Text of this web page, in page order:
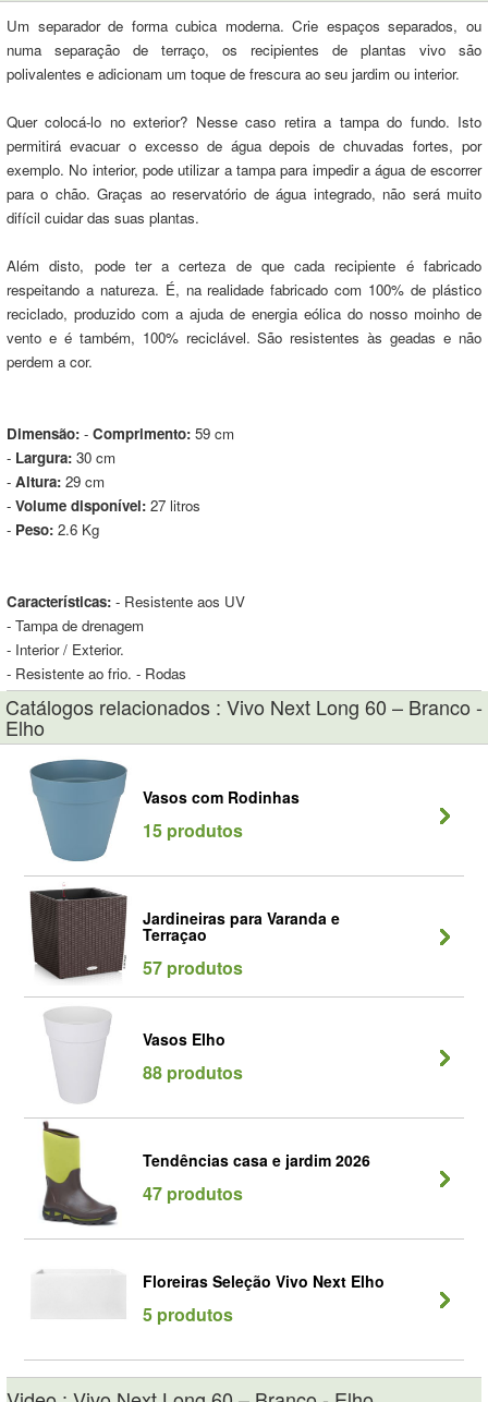
Um separador de forma cubica moderna. Crie espaços separados, ou
numa separação de terraço, os recipientes de plantas vivo são
polivalentes e adicionam um toque de frescura ao seu jardim ou interior.
Quer colocá-lo no exterior? Nesse caso retira a tampa do fundo. Isto
permitirá evacuar o excesso de água depois de chuvadas fortes, por
exemplo. No interior, pode utilizar a tampa para impedir a água de escorrer
para o chão. Graças ao reservatório de água integrado, não será muito
difícil cuidar das suas plantas.
Além disto, pode ter a certeza de que cada recipiente é fabricado
respeitando a natureza. É, na realidade fabricado com 100% de plástico
reciclado, produzido com a ajuda de energia eólica do nosso moinho de
vento e é também, 100% reciclável. São resistentes às geadas e não
perdem a cor.
Dimensão: - Comprimento: 59 cm
- Largura: 30 cm
- Altura: 29 cm
- Volume disponível: 27 litros
- Peso: 2.6 Kg
Características: - Resistente aos UV
- Tampa de drenagem
- Interior / Exterior.
- Resistente ao frio. - Rodas
Catálogos relacionados : Vivo Next Long 60 – Branco -
Elho
Vasos com Rodinhas
15 produtos
Jardineiras para Varanda e
Terraçao
57 produtos
Vasos Elho
88 produtos
Tendências casa e jardim 2026
47 produtos
Floreiras Seleção Vivo Next Elho
5 produtos